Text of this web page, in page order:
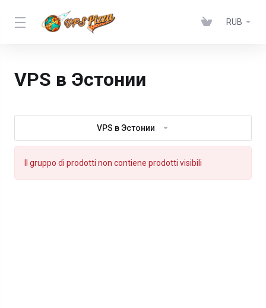
RUB
VPS в Эстонии
VPS в Эстонии
Il gruppo di prodotti non contiene prodotti visibili